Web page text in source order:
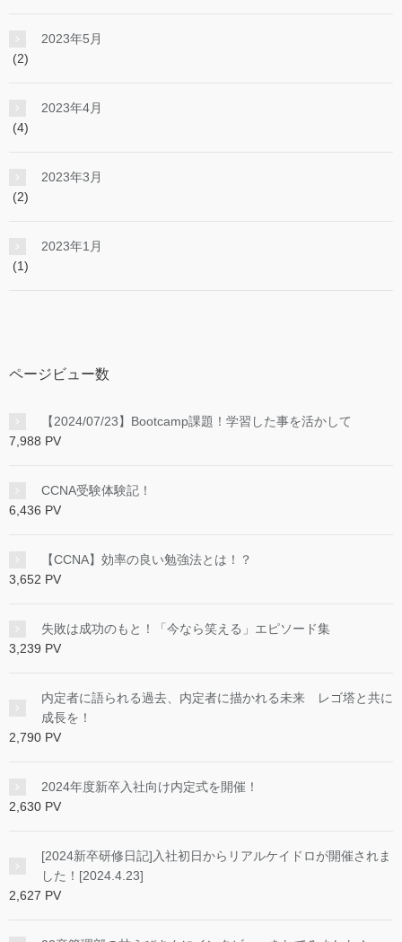
2023年5月
(2)
2023年4月
(4)
2023年3月
(2)
2023年1月
(1)
ページビュー数
【2024/07/23】Bootcamp課題！学習した事を活かして
7,988 PV
CCNA受験体験記！
6,436 PV
【CCNA】効率の良い勉強法とは！？
3,652 PV
失敗は成功のもと！「今なら笑える」エピソード集
3,239 PV
内定者に語られる過去、内定者に描かれる未来 レゴ塔と共に
成長を！
2,790 PV
2024年度新卒入社向け内定式を開催！
2,630 PV
[2024新卒研修日記]入社初日からリアルケイドロが開催されま
した！[2024.4.23]
2,627 PV